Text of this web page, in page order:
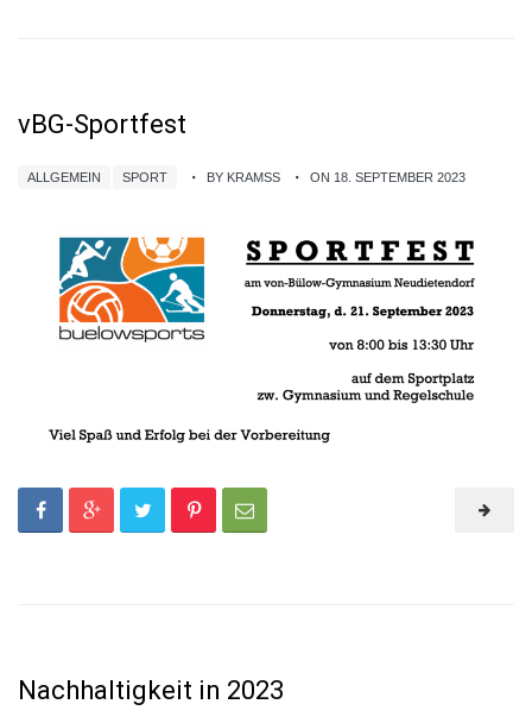
vBG-Sportfest
ALLGEMEIN SPORT BY KRAMSS ON 18. SEPTEMBER 2023
Nachhaltigkeit in 2023